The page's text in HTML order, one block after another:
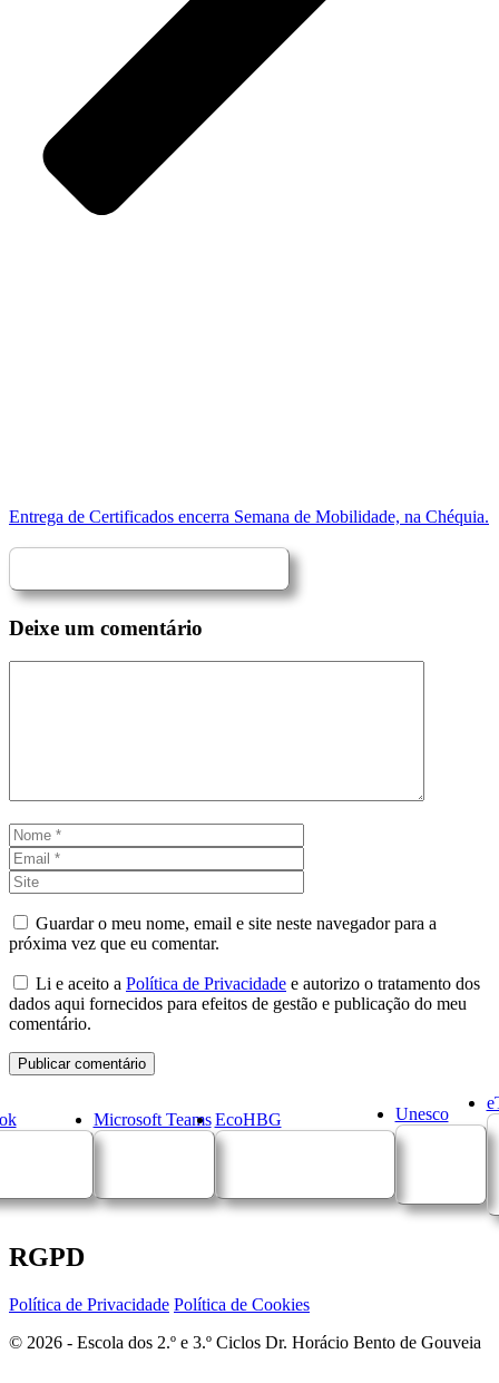
Entrega de Certificados encerra Semana de Mobilidade, na Chéquia.
Deixe um comentário
Nome
Guardar o meu nome, email e site neste navegador para a
próxima vez que eu comentar.
Li e aceito a Política de Privacidade e autorizo o tratamento dos
dados aqui fornecidos para efeitos de gestão e publicação do meu
comentário.
Microsoft Teams EcoHBG Unesco
RGPD
Política de Privacidade Política de Cookies
© 2026 - Escola dos 2.º e 3.º Ciclos Dr. Horácio Bento de Gouveia